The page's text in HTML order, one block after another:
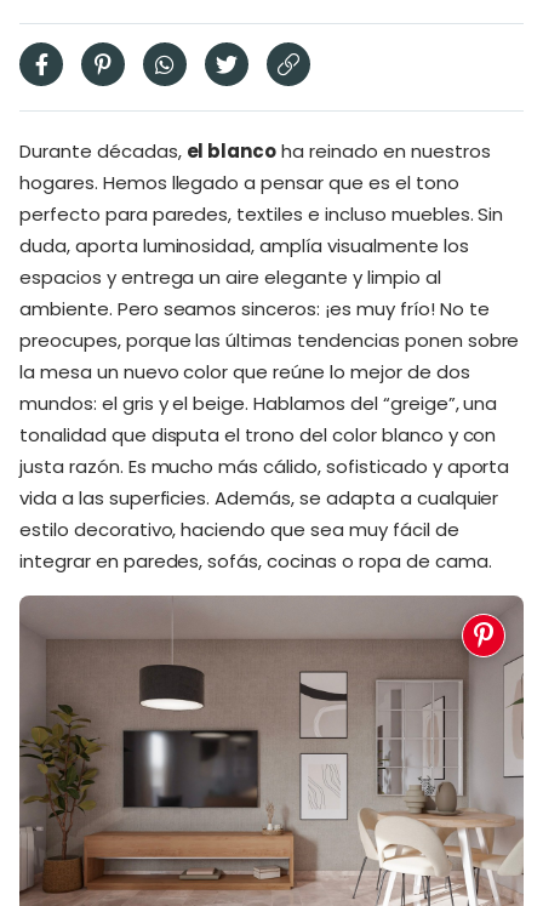
Durante décadas, el blancoha reinado en nuestros
hogares. Hemos llegado a pensar que es el tono
perfecto para paredes, textiles e incluso muebles. Sin
duda, aporta luminosidad, amplía visualmente los
espacios y entrega un aire elegante y limpio al
ambiente. Pero seamos sinceros: ¡es muy frío! No te
preocupes, porque las últimas tendencias ponen sobre
la mesa un nuevo color que reúne lo mejor de dos
mundos: el gris y el beige. Hablamos del “greige”, una
tonalidad que disputa el trono del color blanco y con
justa razón. Es mucho más cálido, sofisticado y aporta
vida a las superficies. Además, se adapta a cualquier
estilo decorativo, haciendo que sea muy fácil de
integrar en paredes, sofás, cocinas o ropa de cama.